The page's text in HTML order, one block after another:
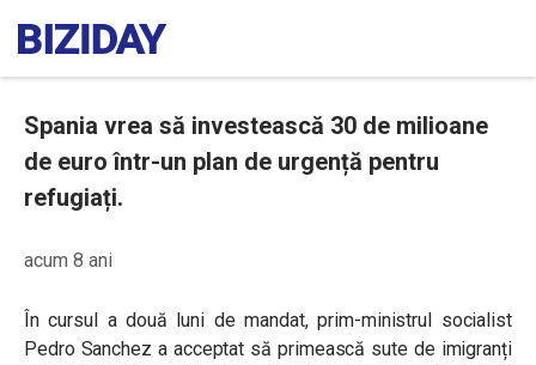
Spania vrea să investească 30 de milioane
de euro într-un plan de urgență pentru
refugiați.
acum 8 ani
În cursul a două luni de mandat,prim-ministrul socialist
Pedro Sanchez a acceptat să primească sute de imigranți